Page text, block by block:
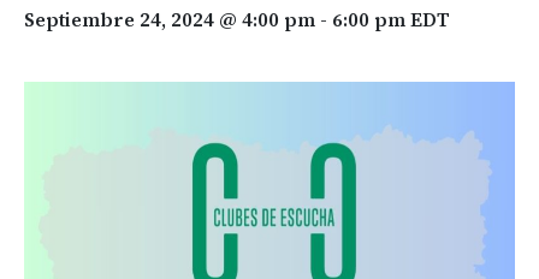
Septiembre 24, 2024 @ 4:00 pm - 6:00 pmEDT